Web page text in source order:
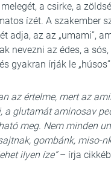
a csirke, a
ízét. A szakember
adja, az az „umami”,
nevezni az édes, a
gyakran írják le
az értelme, mert az
a glutamát aminosav
meg. Nem minden
gombánk, miso-
ilyen íze”– írja